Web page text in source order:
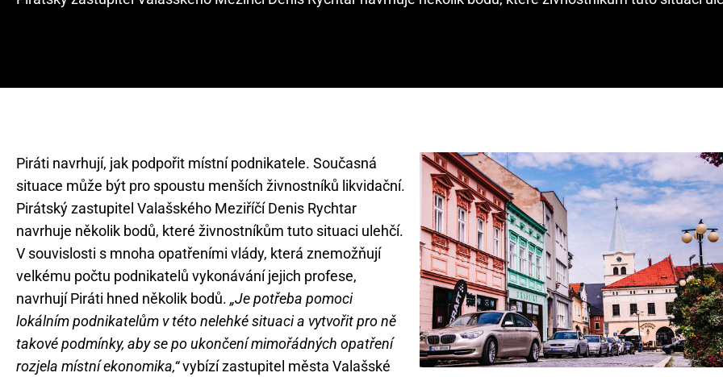
Piráti navrhují, jak podpořit místní podnikatele. Současná
situace může být pro spoustu menších živnostníků likvidační.
Pirátský zastupitel Valašského Meziříčí Denis Rychtar
navrhuje několik bodů, které živnostníkům tuto situaci ulehčí.
V souvislosti s mnoha opatřeními vlády, která znemožňují
velkému počtu podnikatelů vykonávání jejich profese,
navrhují Piráti hned několik bodů. „Je potřeba pomoci
lokálním podnikatelům v této nelehké situaci a vytvořit pro ně
takové podmínky, aby se po ukončení mimořádných opatření
rozjela místní ekonomika,“vybízí zastupitel města Valašské